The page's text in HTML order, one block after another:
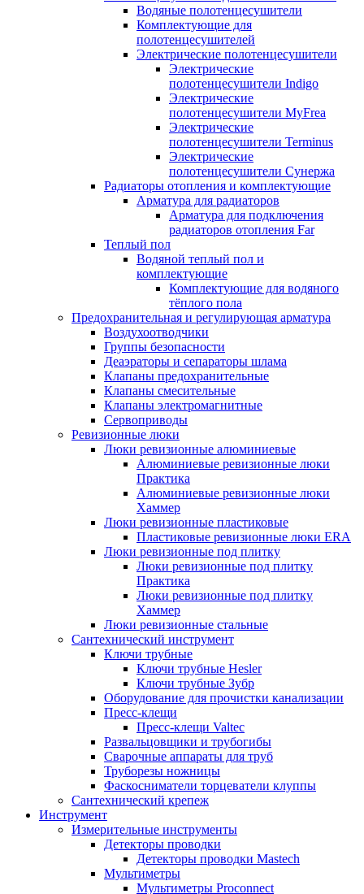
Водяные полотенцесушители
Комплектующие для
полотенцесушителей
Электрические полотенцесушители
Электрические
полотенцесушители Indigo
Электрические
полотенцесушители MyFrea
Электрические
полотенцесушители Terminus
Электрические
полотенцесушители Сунержа
Радиаторы отопления и комплектующие
Арматура для радиаторов
Арматура для подключения
радиаторов отопления Far
Теплый пол
Водяной теплый пол и
комплектующие
Комплектующие для водяного
тёплого пола
Предохранительная и регулирующая арматура
Воздухоотводчики
Группы безопасности
Деаэраторы и сепараторы шлама
Клапаны предохранительные
Клапаны смесительные
Клапаны электромагнитные
Сервоприводы
Ревизионные люки
Люки ревизионные алюминиевые
Алюминиевые ревизионные люки
Практика
Алюминиевые ревизионные люки
Хаммер
Люки ревизионные пластиковые
Пластиковые ревизионные люки ERA
Люки ревизионные под плитку
Люки ревизионные под плитку
Практика
Люки ревизионные под плитку
Хаммер
Люки ревизионные стальные
Сантехнический инструмент
Ключи трубные
Ключи трубные Hesler
Ключи трубные Зубр
Оборудование для прочистки канализации
Пресс-клещи
Пресс-клещи Valtec
Развальцовщики и трубогибы
Сварочные аппараты для труб
Труборезы ножницы
Фаскосниматели торцеватели клуппы
Сантехнический крепеж
Инструмент
Измерительные инструменты
Детекторы проводки
Детекторы проводки Mastech
Мультиметры
Мультиметры Proconnect